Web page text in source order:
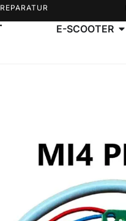
REPARATUR
E-SCOOTER